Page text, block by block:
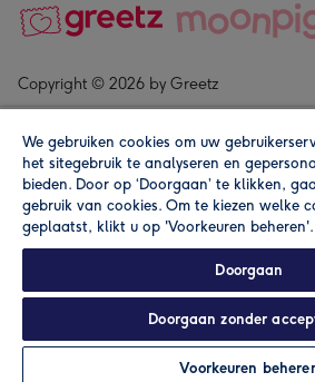
Personaliseren
Copyright © 2026 by Greetz
Alle prijzen zijn inclusief btw en andere
We gebruiken cookies om uw
het sitegebruik te analyseren en
bieden. Door op ‘Doorgaan’ te klikken,
gebruik van cookies. Om te kiezen welke
geplaatst, klikt u op 'Voorkeuren beheren'.
Doorgaan
Doorgaan zonder
Voorkeuren